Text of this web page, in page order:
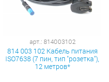
арт.: 814003102
814 003 102 Кабель питания
ISO7638 (7 пин, тип "розетка"),
12 метров*